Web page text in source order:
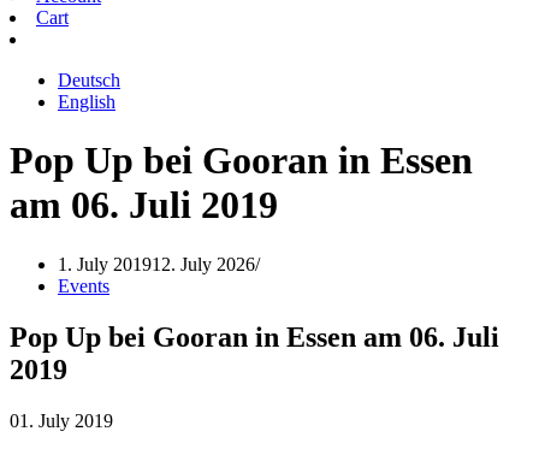
Cart
Deutsch
English
Pop Up bei Gooran in Essen
am 06. Juli 2019
1. July 201912. July 2026
Events
Pop Up bei Gooran in Essen am 06. Juli
2019
01. July 2019